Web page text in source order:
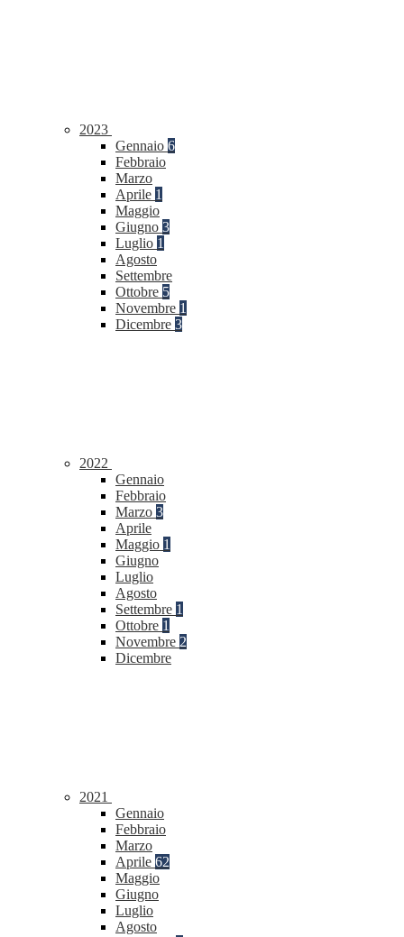
2023
Gennaio 6
Febbraio
Marzo
Aprile 1
Maggio
Giugno 3
Luglio 1
Agosto
Settembre
Ottobre 5
Novembre 1
Dicembre 3
2022
Gennaio
Febbraio
Marzo 3
Aprile
Maggio 1
Giugno
Luglio
Agosto
Settembre 1
Ottobre 1
Novembre 2
Dicembre
2021
Gennaio
Febbraio
Marzo
Aprile 62
Maggio
Giugno
Luglio
Agosto